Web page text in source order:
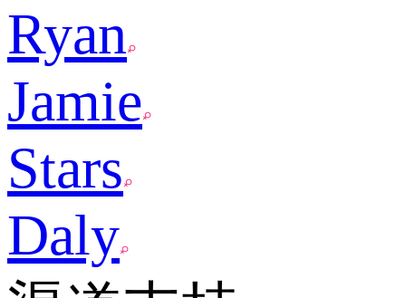
Ryan
Jamie
Stars
Daly